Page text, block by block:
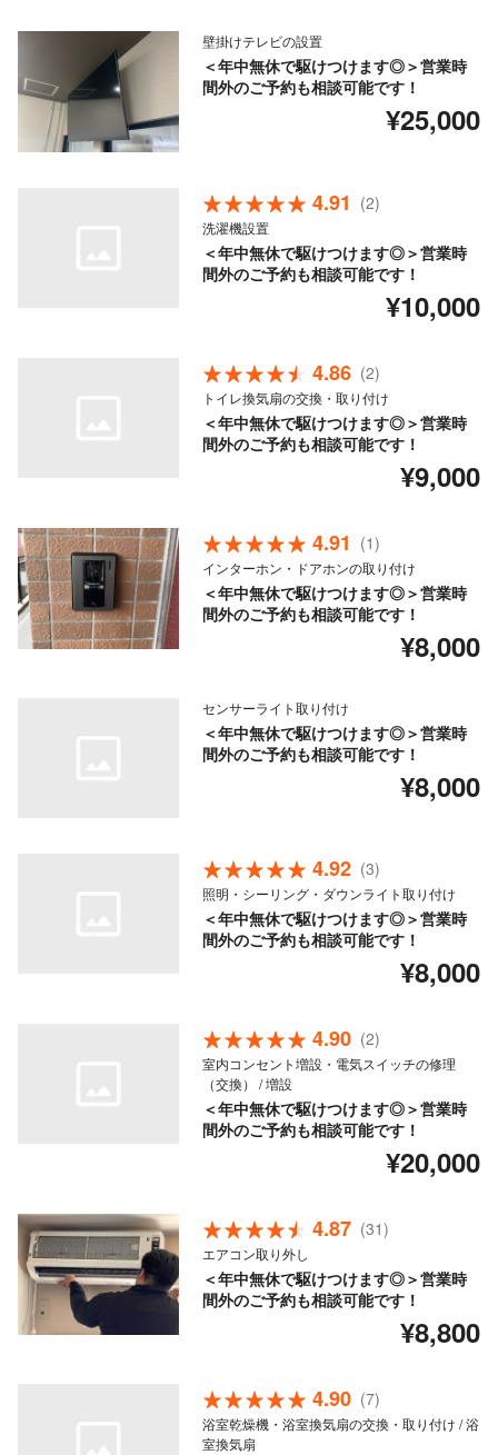
壁掛けテレビの設置
＜年中無休で駆けつけます◎＞営業時
間外のご予約も相談可能です！
¥25,000
4.91 (2)
洗濯機設置
＜年中無休で駆けつけます◎＞営業時
間外のご予約も相談可能です！
¥10,000
4.86 (2)
トイレ換気扇の交換・取り付け
＜年中無休で駆けつけます◎＞営業時
間外のご予約も相談可能です！
¥9,000
4.91 (1)
インターホン・ドアホンの取り付け
＜年中無休で駆けつけます◎＞営業時
間外のご予約も相談可能です！
¥8,000
センサーライト取り付け
＜年中無休で駆けつけます◎＞営業時
間外のご予約も相談可能です！
¥8,000
4.92 (3)
照明・シーリング・ダウンライト取り付け
＜年中無休で駆けつけます◎＞営業時
間外のご予約も相談可能です！
¥8,000
4.90 (2)
室内コンセント増設・電気スイッチの修理
（交換） / 増設
＜年中無休で駆けつけます◎＞営業時
間外のご予約も相談可能です！
¥20,000
4.87 (31)
エアコン取り外し
＜年中無休で駆けつけます◎＞営業時
間外のご予約も相談可能です！
¥8,800
4.90 (7)
浴室乾燥機・浴室換気扇の交換・取り付け / 浴
室換気扇